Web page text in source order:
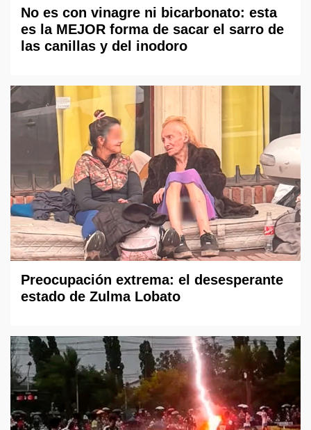
No es con vinagre ni bicarbonato: esta
es la MEJOR forma de sacar el sarro de
las canillas y del inodoro
Preocupación extrema: el desesperante
estado de Zulma Lobato